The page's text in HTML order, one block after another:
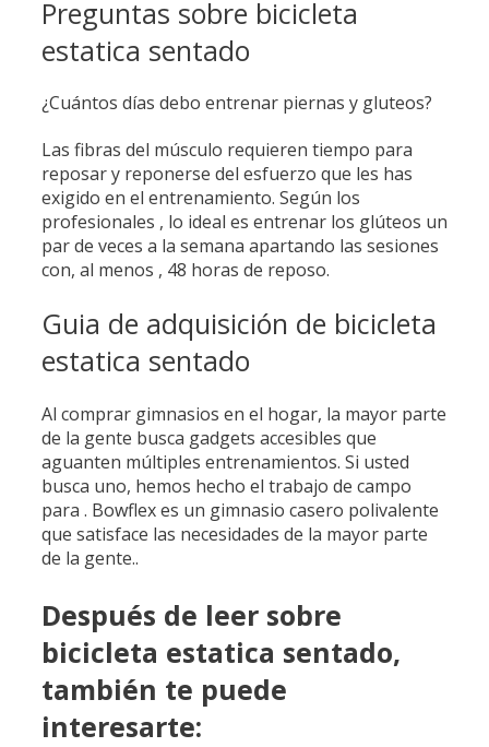
Preguntas sobre bicicleta
estatica sentado
¿Cuántos días debo entrenar piernas y gluteos?
Las fibras del músculo requieren tiempo para
reposar y reponerse del esfuerzo que les has
exigido en el entrenamiento. Según los
profesionales , lo ideal es entrenar los glúteos un
par de veces a la semana apartando las sesiones
con, al menos , 48 horas de reposo.
Guia de adquisición de bicicleta
estatica sentado
Al comprar gimnasios en el hogar, la mayor parte
de la gente busca gadgets accesibles que
aguanten múltiples entrenamientos. Si usted
busca uno, hemos hecho el trabajo de campo
para . Bowflex es un gimnasio casero polivalente
que satisface las necesidades de la mayor parte
de la gente..
Después de leer sobre
bicicleta estatica sentado,
también te puede
interesarte: